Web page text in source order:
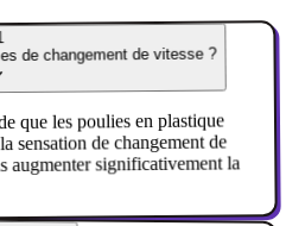
de changement de vitesse ?
que les poulies en plastique
sensation de changement de
augmenter significativement la